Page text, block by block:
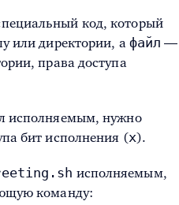
код, который
или директории, а файл —
права доступа
исполняемым, нужно
бит исполнения (x).
исполняемым,
команду: